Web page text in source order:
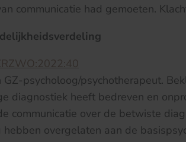
communicatie had gemoeten.
GZ-psycholoog/psychotherapeut.
diagnostiek heeft bedreven en
communicatie over de betwiste
hebben overgelaten aan de